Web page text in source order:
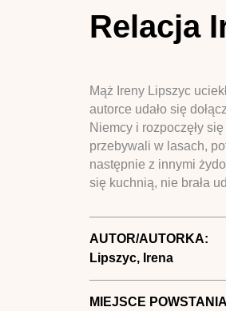
Relacja
Mąż Ireny Lipszyc
autorce udało się
Niemcy i rozpoczęły
przebywali w lasach,
następnie z innymi
się kuchnią, nie brała
AUTOR/AUTORKA:
Lipszyc, Irena
MIEJSCE